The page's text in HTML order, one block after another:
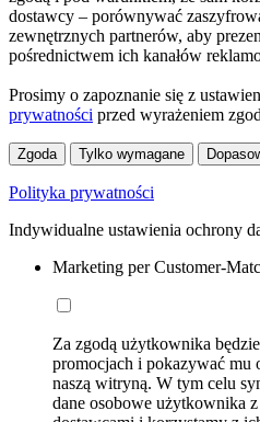
dostawcy – porównywać
zewnętrznych partnerów, aby
pośrednictwem ich kanałów
Prosimy o zapoznanie się z
prywatności przed wyrażeniem
Zgoda Tylko wymagane
Polityka prywatności
Indywidualne ustawienia ochrony
Marketing per Customer-
Za zgodą użytkownika
promocjach i pokazywać mu
naszą witryną. W tym celu
dane osobowe użytkownika